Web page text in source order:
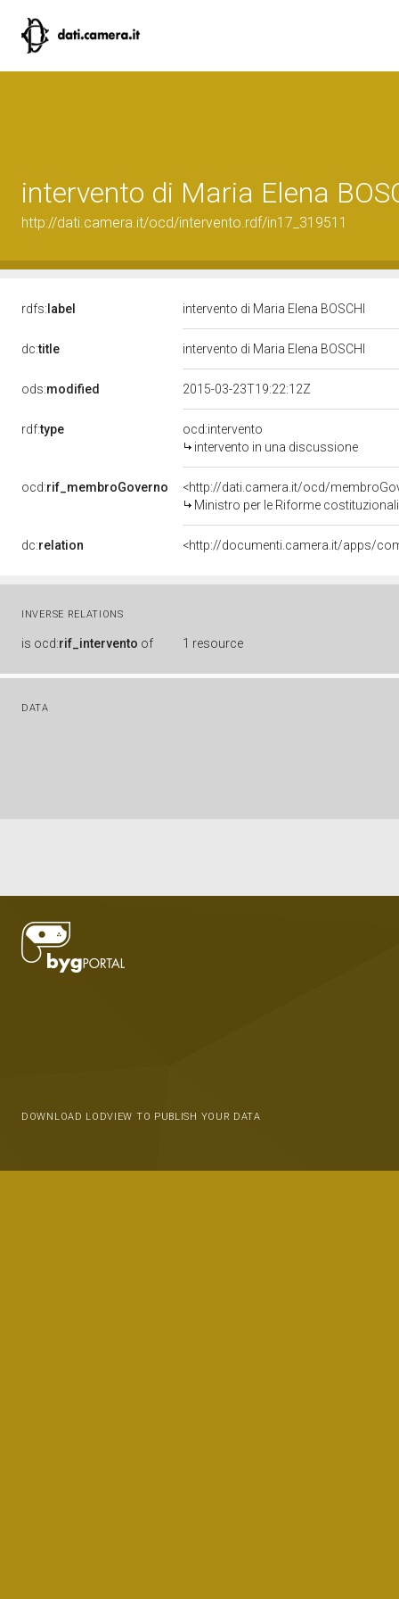
intervento di Maria Elena
http://dati.camera.it/ocd/intervento.rdf/in17_319511
rdfs: label intervento di Maria Elena BOSCHI
dc:title intervento di Maria Elena BOSCHI
ods:modified 2015-03-23T19:22:12Z
rdf:type
ocd:intervento
intervento in una discussione
ocd:rif_membroGoverno
<http://dati.camera.it/ocd/
Ministro per le Riforme
dc:relation
INVERSE RELATIONS
is ocd:rif_intervento of 1 resource
DATA
DOWNLOAD LODVIEW TO PUBLISH YOUR DATA